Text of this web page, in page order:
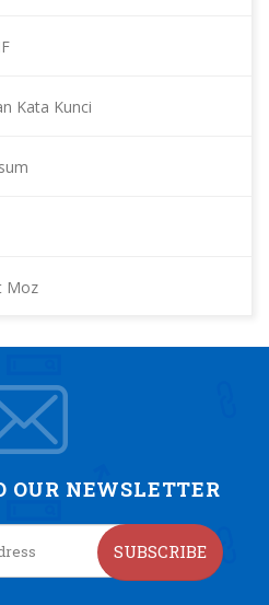
Kata Kunci
Moz
OUR NEWSLETTER
SUBSCRIBE